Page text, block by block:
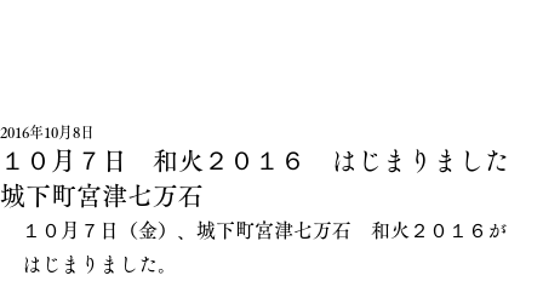
１０月７日 和火２０１６ はじまりました
城下町宮津七万石
2016年10月8日
１０月７日（金）、城下町宮津七万石　和火２０１６が
はじまりました。